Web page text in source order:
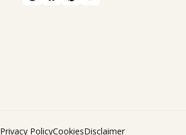
Privacy PolicyCookiesDisclaimer